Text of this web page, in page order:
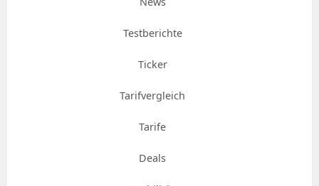
Testberichte
Ticker
Tarifvergleich
Tarife
Deals